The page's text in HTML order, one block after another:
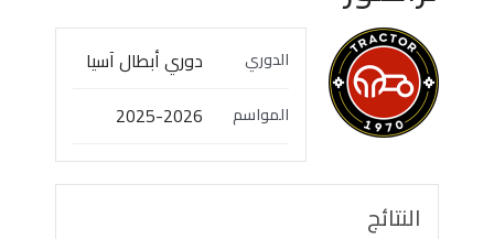
الدوري دوري أبطال آسيا
المواسم 2025-2026
النتائج